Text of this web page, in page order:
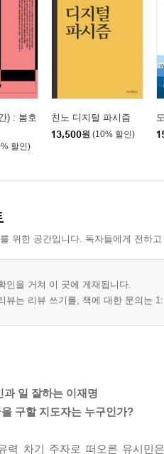
그리고 증인
재명인가?
) : 봄호
할인)
친노 디지털 파시즘
13,500원 (10% 할인)
위한 공간입니다. 독자들에게 전하
인을 거쳐 이 곳에 게재됩니다.
뷰는 리뷰 쓰기를, 책에 대한 문의는
과 일 잘하는 이재명
구할 지도자는 누구인가?
력 차기 주자로 떠오른 유시민